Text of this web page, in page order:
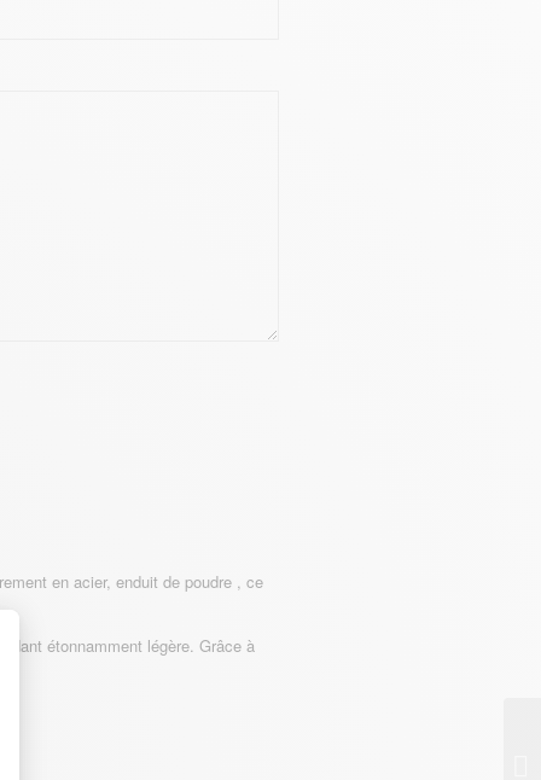
en acier, enduit de poudre , ce
étonnamment légère. Grâce à